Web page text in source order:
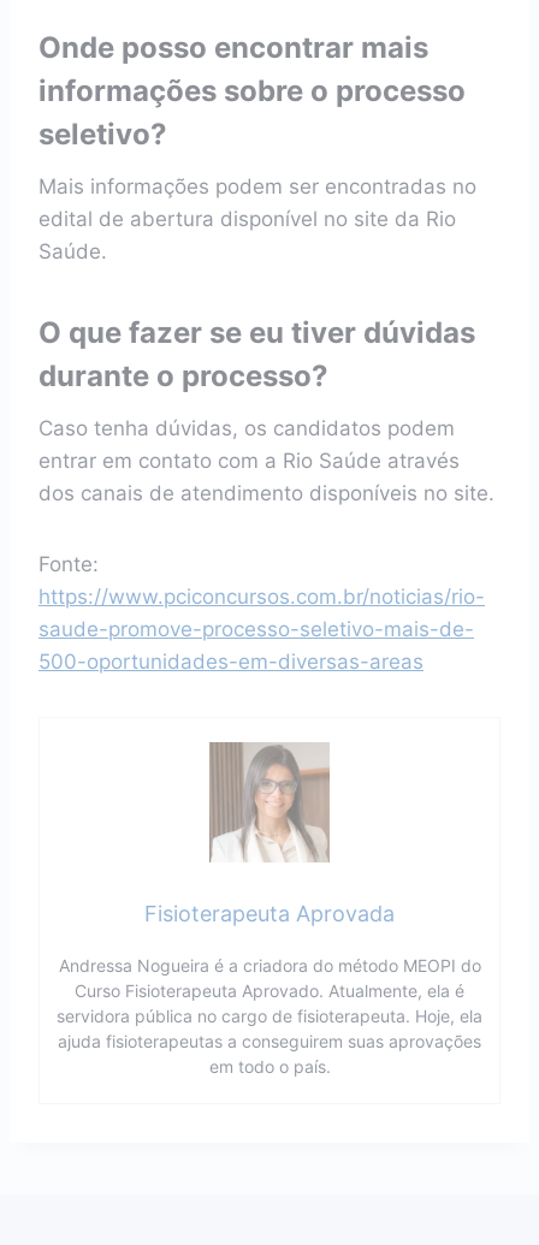
Onde posso encontrar mais
informações sobre o processo
seletivo?
Mais informações podem ser encontradas no
edital de abertura disponível no site da Rio
Saúde.
O que fazer se eu tiver dúvidas
durante o processo?
Caso tenha dúvidas, os candidatos podem
entrar em contato com a Rio Saúde através
dos canais de atendimento disponíveis no site.
Fonte:
https://www.pciconcursos.com.br/noticias/rio-
saude-promove-processo-seletivo-mais-de-
500-oportunidades-em-diversas-areas
Fisioterapeuta Aprovada
Andressa Nogueira é a criadora do método MEOPI do
Curso Fisioterapeuta Aprovado. Atualmente, ela é
servidora pública no cargo de fisioterapeuta. Hoje, ela
ajuda fisioterapeutas a conseguirem suas aprovações
em todo o país.